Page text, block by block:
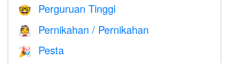
🤓 Perguruan Tinggi
👰 Pernikahan / Pernikahan
🎉 Pesta